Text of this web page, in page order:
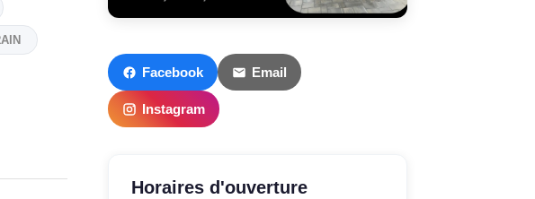
Facebook Email
Instagram
Horaires d'ouverture